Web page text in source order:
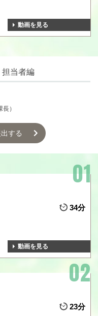
動画を見る
担当者編
）
する
34分
動画を見る
23分